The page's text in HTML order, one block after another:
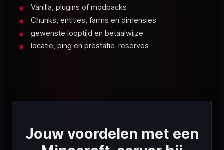
Vanilla, plugins of modpacks
Chunks, entities, farms en dimensies
gewenste looptijd en betaalwijze
locatie, ping en prestatie-reserves
Jouw voordelen met een